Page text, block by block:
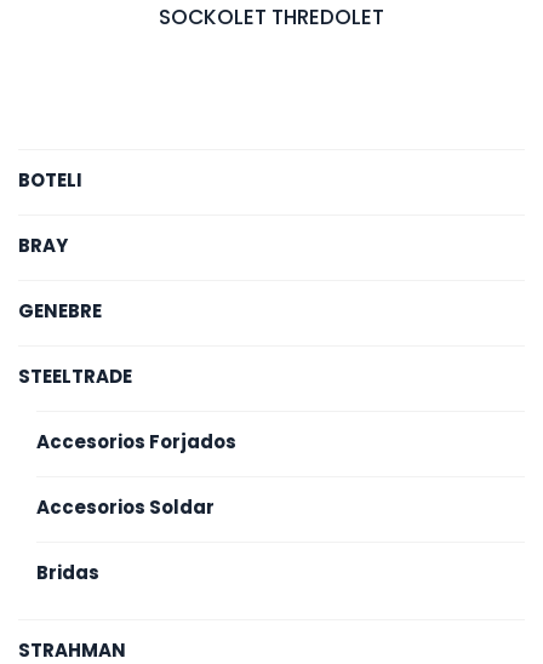
SOCKOLET THREDOLET
BOTELI
BRAY
GENEBRE
STEELTRADE
Accesorios Forjados
Accesorios Soldar
Bridas
STRAHMAN